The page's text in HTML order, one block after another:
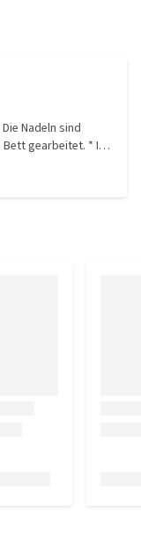
Nadeln sind
gearbeitet. * Ich
wieder